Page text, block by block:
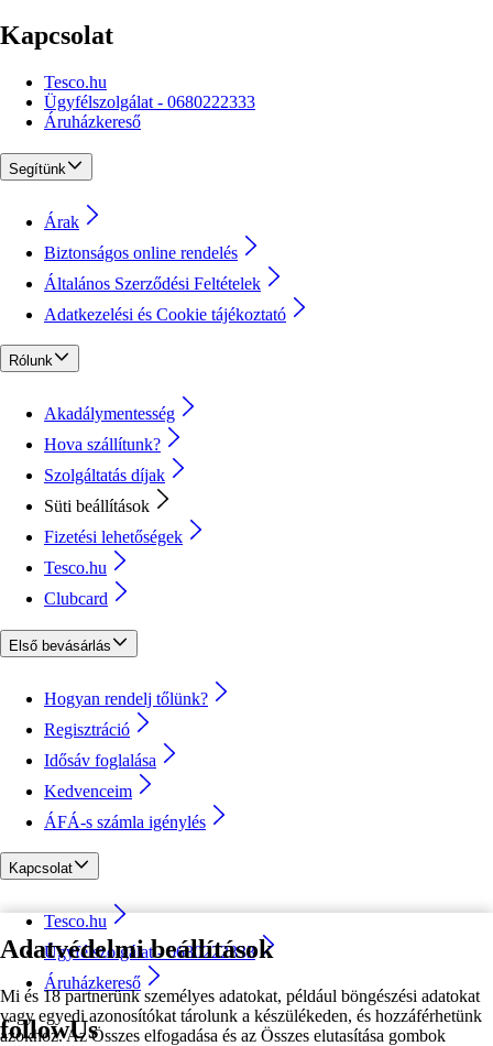
Adatvédelmi beállítások
Mi és 18 partnerünk személyes adatokat, például böngészési adatokat
vagy egyedi azonosítókat tárolunk a készülékeden, és hozzáférhetünk
azokhoz. Az Összes elfogadása és az Összes elutasítása gombok
Kapcsolat
Tesco.hu
Ügyfélszolgálat - 0680222333
Áruházkereső
Segítünk
Árak
Biztonságos online rendelés
Általános Szerződési Feltételek
Adatkezelési és Cookie tájékoztató
Rólunk
Akadálymentesség
Hova szállítunk?
Szolgáltatás díjak
Süti beállítások
Fizetési lehetőségek
Tesco.hu
Clubcard
Első bevásárlás
Hogyan rendelj tőlünk?
Regisztráció
Idősáv foglalása
Kedvenceim
ÁFÁ-s számla igénylés
Kapcsolat
Tesco.hu
Ügyfélszolgálat - 0680222333
Áruházkereső
followUs